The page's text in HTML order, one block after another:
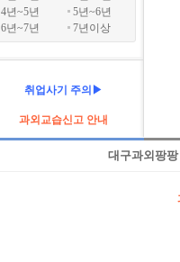
4년~5년
5년~6년
6년~7년
7년이상
취업사기 주의▶
과외교습신고 안내
대구과외팡팡